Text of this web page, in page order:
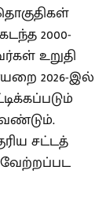
2000-
உறுதி
2026-இல்
சட்டத்